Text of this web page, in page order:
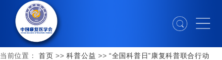
当前位置： 首页 >>科普公益 >>“全国科普日”康复科普联合行动